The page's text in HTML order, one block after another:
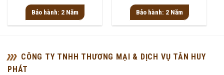
hạng
0
5
Bảo hành: 2 Năm
hạng
0
5
Bảo hành: 2 Năm
CÔNG TY TNHH THƯƠNG MẠI & DỊCH VỤ TÂN HUY
PHÁT